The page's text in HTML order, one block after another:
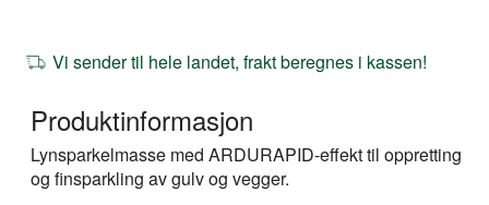
Vi sender til hele landet, frakt beregnes i kassen!
Produktinformasjon
Lynsparkelmasse med ARDURAPID-effekt til oppretting
og finsparkling av gulv og vegger.